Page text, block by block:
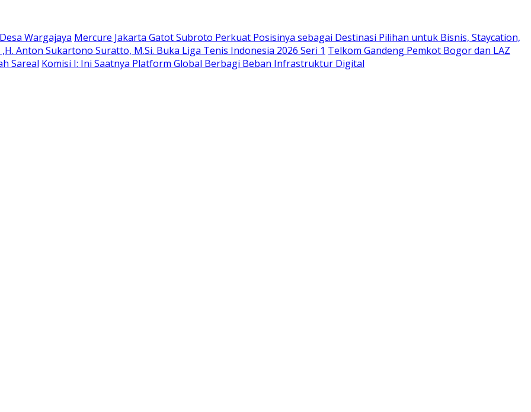
Wargajaya Mercure Jakarta Gatot Subroto Perkuat Posisinya sebagai Destinasi Pilihan untuk Bisnis, Staycation,
Anton Sukartono Suratto, M.Si. Buka Liga Tenis Indonesia 2026 Seri 1 Telkom Gandeng Pemkot Bogor dan LAZ
Sareal Komisi I: Ini Saatnya Platform Global Berbagi Beban Infrastruktur Digital